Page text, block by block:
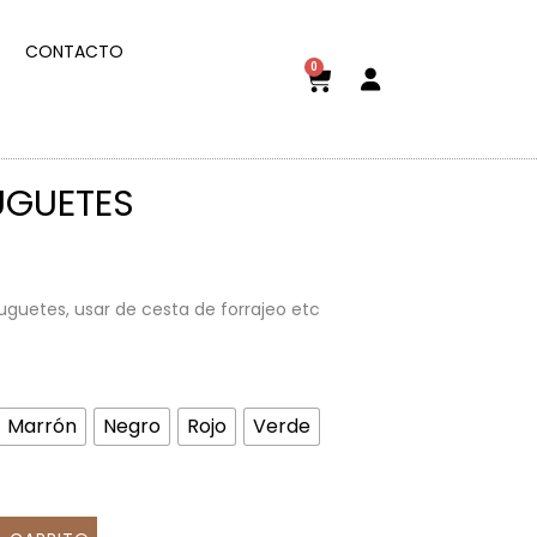
CONTACTO
0
usar de cesta de forrajeo etc
Marrón Negro Rojo Verde